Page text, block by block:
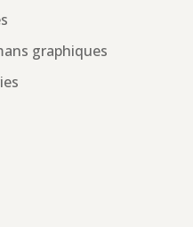
graphiques